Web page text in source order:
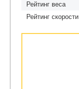
Рейтинг веса
Рейтинг скорости